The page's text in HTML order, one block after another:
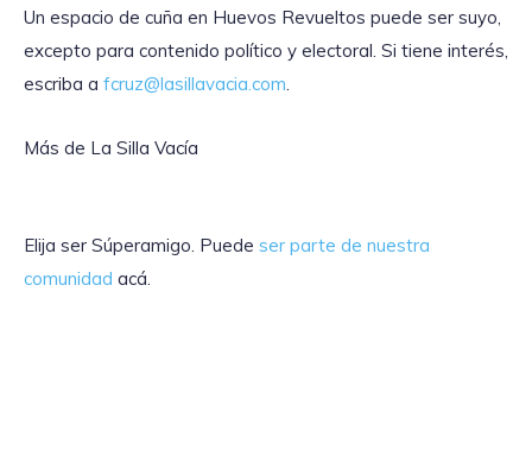
Un espacio de cuña en Huevos Revueltos puede ser suyo,
excepto para contenido político y electoral. Si tiene interés,
escriba a fcruz@lasillavacia.com.
Más de La Silla Vacía
Elija ser Súperamigo. Puede ser parte de nuestra
comunidad acá.